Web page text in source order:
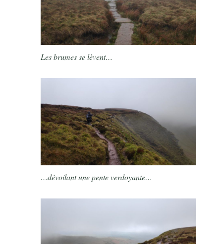
Les brumes se lèvent…
…dévoilant une pente verdoyante…